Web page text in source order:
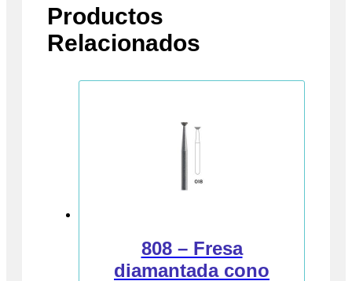
Productos
Relacionados
808 – Fresa
diamantada cono